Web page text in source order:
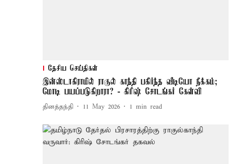
தேசிய செய்திகள்
இன்ஸ்டாகிராமில் ராகுல் காந்தி பகிர்ந்த வீடியோ நீக்கம்;
மோடி பயப்படுகிறாரா? - கிரிஷ் சோடங்கர் கேள்வி
தினத்தந்தி 11 May 2026 1 min read